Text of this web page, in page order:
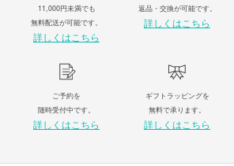
11,000円未満でも
無料配送が可能です。
詳しくはこちら
返品・交換が可能です。
詳しくはこちら
ご予約を
随時受付中です。
詳しくはこちら
ギフトラッピングを
無料で承ります。
詳しくはこちら